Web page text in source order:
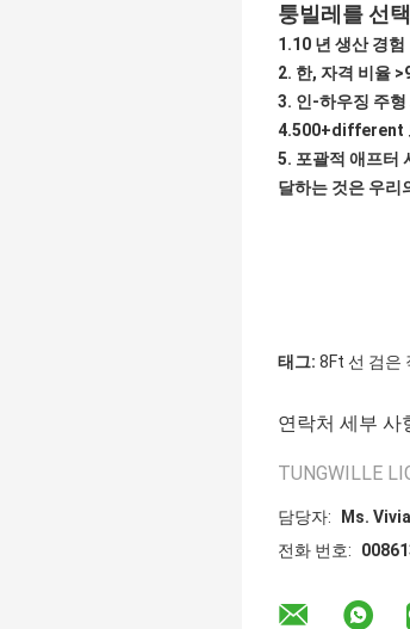
퉁빌레를 선
1.10 년 생산 경험
2. 한, 자격 비율
3. 인-하우징 주형
4.500+different
5. 포괄적 애프터
달하는 것은 우리
태그: 8Ft 선 검은
연락처 세부 사
TUNGWILLE
담당자:
Ms.
전화 번호: